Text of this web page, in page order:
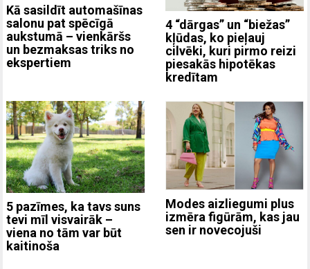
Kā sasildīt automašīnas
salonu pat spēcīgā
aukstumā – vienkāršs
un bezmaksas triks no
ekspertiem
4 “dārgas” un “biežas”
kļūdas, ko pieļauj
cilvēki, kuri pirmo reizi
piesakās hipotēkas
kredītam
5 pazīmes, ka tavs suns
tevi mīl visvairāk –
viena no tām var būt
kaitinoša
Modes aizliegumi plus
izmēra figūrām, kas jau
sen ir novecojuši